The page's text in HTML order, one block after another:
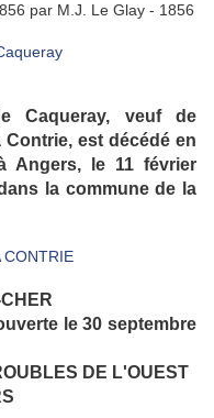
par M.J. Le Glay - 1856
Caqueray, veuf de
est décédé en
Angers, le 11 février
la commune de la
le 30 septembre
DE L'OUEST